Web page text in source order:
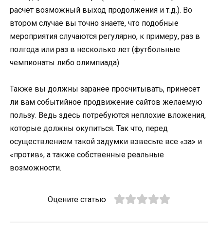
расчет возможный выход продолжения и т.д.). Во
втором случае вы точно знаете, что подобные
мероприятия случаются регулярно, к примеру, раз в
полгода или раз в несколько лет (футбольные
чемпионаты либо олимпиада).
Также вы должны заранее просчитывать, принесет
ли вам событийное продвижение сайтов желаемую
пользу. Ведь здесь потребуются неплохие вложения,
которые должны окупиться. Так что, перед
осуществлением такой задумки взвесьте все «за» и
«против», а также собственные реальные
возможности.
Оцените статью